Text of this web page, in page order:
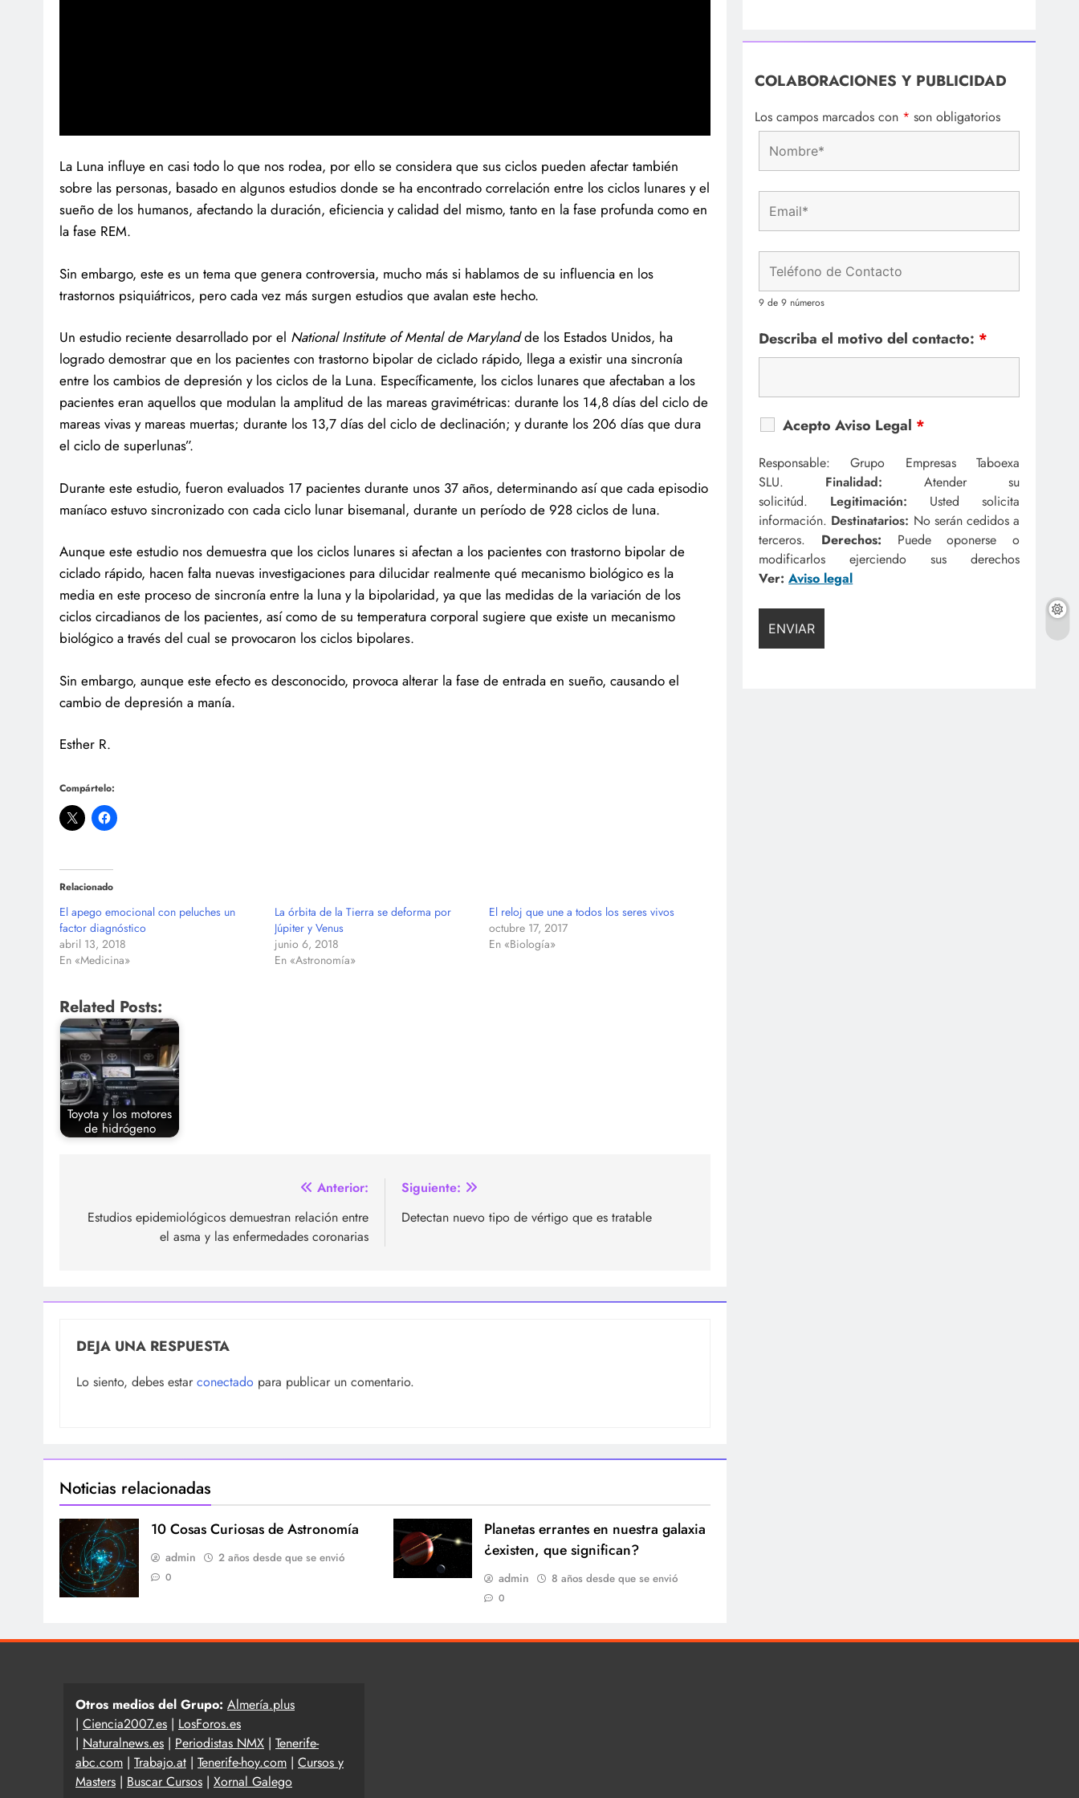
La Luna influye en casi todo lo que nos rodea, por ello se considera que sus ciclos pueden afectar también
sobre las personas, basado en algunos estudios donde se ha encontrado correlación entre los ciclos lunares y el
sueño de los humanos, afectando la duración, eficiencia y calidad del mismo, tanto en la fase profunda como en
la fase REM.
Sin embargo, este es un tema que genera controversia, mucho más si hablamos de su influencia en los
trastornos psiquiátricos, pero cada vez más surgen estudios que avalan este hecho.
Un estudio reciente desarrollado por el National Institute of Mental de Marylandde los Estados Unidos, ha
logrado demostrar que en los pacientes con trastorno bipolar de ciclado rápido, llega a existir una sincronía
entre los cambios de depresión y los ciclos de la Luna. Específicamente, los ciclos lunares que afectaban a los
pacientes eran aquellos que modulan la amplitud de las mareas gravimétricas: durante los 14,8 días del ciclo de
mareas vivas y mareas muertas; durante los 13,7 días del ciclo de declinación; y durante los 206 días que dura
el ciclo de superlunas”.
Durante este estudio, fueron evaluados 17 pacientes durante unos 37 años, determinando así que cada episodio
maníaco estuvo sincronizado con cada ciclo lunar bisemanal, durante un período de 928 ciclos de luna.
Aunque este estudio nos demuestra que los ciclos lunares si afectan a los pacientes con trastorno bipolar de
ciclado rápido, hacen falta nuevas investigaciones para dilucidar realmente qué mecanismo biológico es la
media en este proceso de sincronía entre la luna y la bipolaridad, ya que las medidas de la variación de los
ciclos circadianos de los pacientes, así como de su temperatura corporal sugiere que existe un mecanismo
biológico a través del cual se provocaron los ciclos bipolares.
Sin embargo, aunque este efecto es desconocido, provoca alterar la fase de entrada en sueño, causando el
cambio de depresión a manía.
Esther R.
Compártelo:
Relacionado
El apego emocional con peluches un
factor diagnóstico
abril 13, 2018
En «Medicina»
La órbita de la Tierra se deforma por
Júpiter y Venus
junio 6, 2018
En «Astronomía»
El reloj que une a todos los seres vivos
octubre 17, 2017
En «Biología»
Related Posts:
Toyota y los motores
de hidrógeno
de
Anterior:
Estudios epidemiológicos demuestran relación entre
el asma y las enfermedades coronarias
Siguiente:
Detectan nuevo tipo de vértigo que es tratable
DEJA UNA RESPUESTA
Lo siento, debes estar conectado para publicar un comentario.
Noticias relacionadas
10 Cosas Curiosas de Astronomía
admin 2 años desde que se envió
0
Planetas errantes en nuestra galaxia
¿existen, que significan?
admin 8 años desde que se envió
0
COLABORACIONES Y PUBLICIDAD
Los campos marcados con * son obligatorios
9 de 9 números
Describa el motivo del contacto: *
Acepto Aviso Legal *
Responsable: Grupo Empresas Taboexa
SLU. Finalidad:Atender su
solicitúd. Legitimación: Usted solicita
información. Destinatarios: No serán cedidos a
terceros. Derechos: Puede oponerse o
modificarlos ejerciendo sus derechos
Ver:Aviso legal
Otros medios del Grupo: Almería.plus
| Ciencia2007.es | LosForos.es
| Naturalnews.es | Periodistas NMX | Tenerife-
abc.com | Trabajo.at | Tenerife-hoy.com | Cursos y
Masters | Buscar Cursos | Xornal Galego